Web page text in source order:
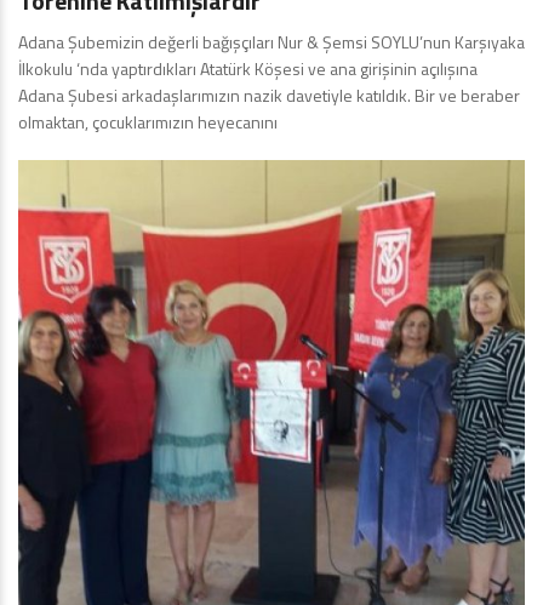
Adana Şubemizin değerli bağışçıları Nur & Şemsi SOYLU’nun Karşıyaka
İlkokulu ‘nda yaptırdıkları Atatürk Köşesi ve ana girişinin açılışına
Adana Şubesi arkadaşlarımızın nazik davetiyle katıldık. Bir ve beraber
olmaktan, çocuklarımızın heyecanını